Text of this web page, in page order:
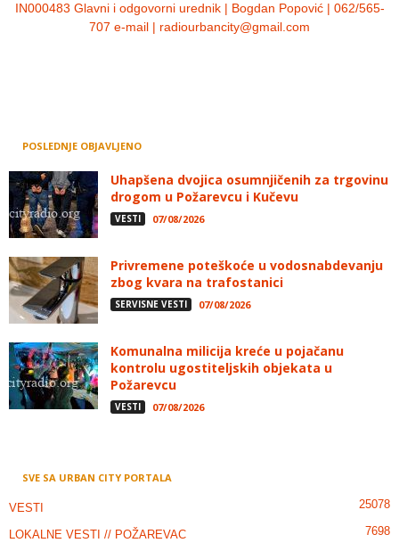
IN000483 Glavni i odgovorni urednik | Bogdan Popović | 062/565-
707 e-mail | radiourbancity@gmail.com
POSLEDNJE OBJAVLJENO
Uhapšena dvojica osumnjičenih za trgovinu
drogom u Požarevcu i Kučevu
VESTI 07/08/2026
Privremene poteškoće u vodosnabdevanju
zbog kvara na trafostanici
SERVISNE VESTI 07/08/2026
Komunalna milicija kreće u pojačanu
kontrolu ugostiteljskih objekata u
Požarevcu
VESTI 07/08/2026
SVE SA URBAN CITY PORTALA
VESTI 25078
LOKALNE VESTI // POŽAREVAC 7698